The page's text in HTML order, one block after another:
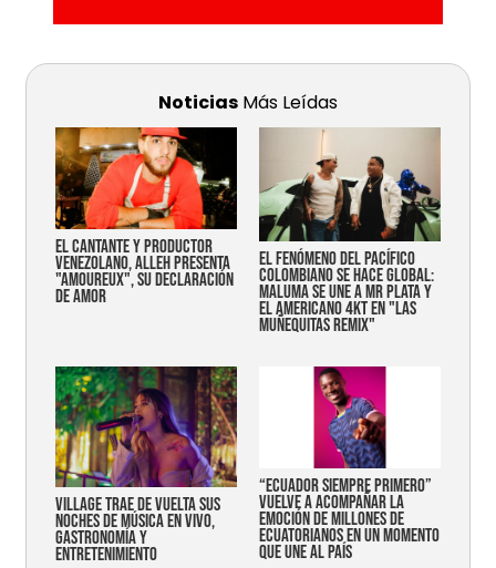
Noticias Más Leídas
EL CANTANTE Y PRODUCTOR
VENEZOLANO, ALLEH PRESENTA
"AMOUREUX", SU DECLARACIÓN
DE AMOR
EL FENÓMENO DEL PACÍFICO
COLOMBIANO SE HACE GLOBAL:
MALUMA SE UNE A MR PLATA Y
EL AMERICANO 4KT EN "LAS
MUÑEQUITAS REMIX"
Village trae de vuelta sus
noches de música en vivo,
gastronomía y
entretenimiento
“Ecuador siempre primero”
vuelve a acompañar la
emoción de millones de
ecuatorianos en un momento
que une al país